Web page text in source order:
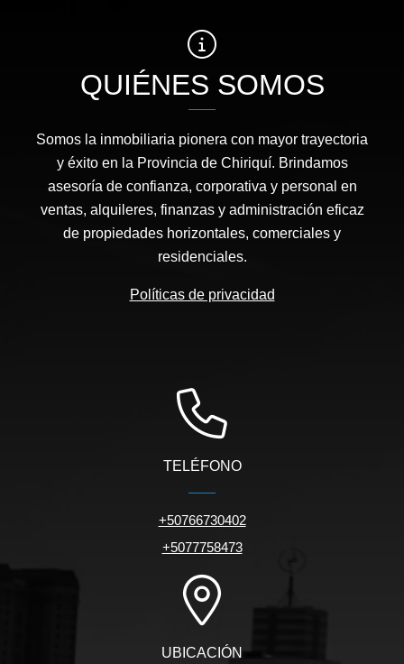
QUIÉNES SOMOS
Somos la inmobiliaria pionera con mayor trayectoria
y éxito en la Provincia de Chiriquí. Brindamos
asesoría de confianza, corporativa y personal en
ventas, alquileres, finanzas y administración eficaz
de propiedades horizontales, comerciales y
residenciales.
Políticas de privacidad
TELÉFONO
+50766730402
+5077758473
UBICACIÓN